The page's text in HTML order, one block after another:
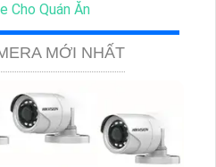
Cho Quán Ăn
MỚI NHẤT